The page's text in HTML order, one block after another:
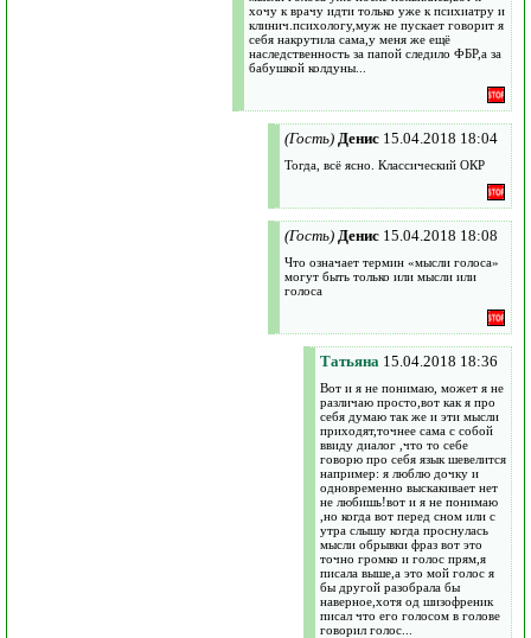
хочу к врачу идти только уже к психиатру и
клинич.психологу,муж не пускает говорит я
себя накрутила сама,у меня же ещё
наследственность за папой следило ФБР,а за
бабушкой колдуны...
(Гость) Денис 15.04.2018 18:04
Тогда, всё ясно. Классический ОКР
(Гость) Денис 15.04.2018 18:08
Что означает термин «мысли голоса»
могут быть только или мысли или
голоса
Татьяна 15.04.2018 18:36
Вот и я не понимаю, может я не
различаю просто,вот как я про
себя думаю так же и эти мысли
приходят,точнее сама с собой
ввиду диалог ,что то себе
говорю про себя язык шевелится
например: я люблю дочку и
одновременно выскакивает нет
не любишь!вот и я не понимаю
,но когда вот перед сном или с
утра слышу когда проснулась
мысли обрывки фраз вот это
точно громко и голос прям,я
писала выше,а это мой голос я
бы другой разобрала бы
наверное,хотя од шизофреник
писал что его голосом в голове
говорил голос...